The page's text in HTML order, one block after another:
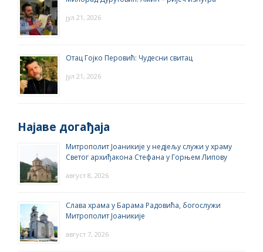
јул 21, 2026
Отац Гојко Перовић: Чудесни свитац
јул 21, 2026
Најаве догађаја
Митрополит Јоаникије у недјељу служи у храму
Светог архиђакона Стефана у Горњем Липову
август 8, 2026
Слава храма у Барама Радовића, богослужи
Митрополит Јоаникије
август 7, 2026